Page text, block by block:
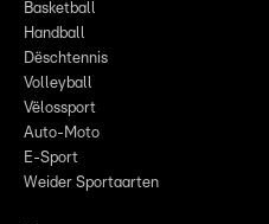
Basketball
Handball
Dëschtennis
Volleyball
Vëlossport
Auto-Moto
E-Sport
Weider Sportaarten